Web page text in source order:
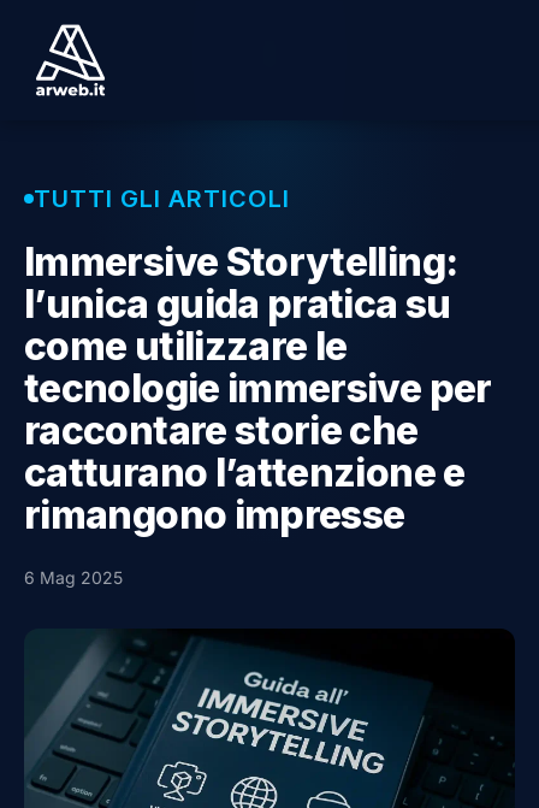
TUTTI GLI ARTICOLI
Immersive Storytelling:
l’unica guida pratica su
come utilizzare le
tecnologie immersive per
raccontare storie che
catturano l’attenzione e
rimangono impresse
6 Mag 2025